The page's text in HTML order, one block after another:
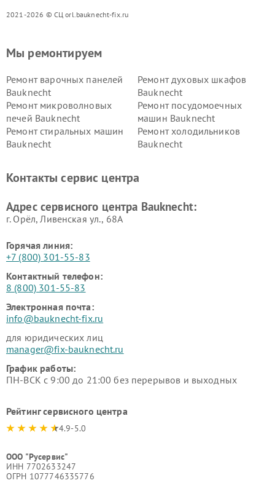
2021-2026 © СЦ orl.bauknecht-fix.ru
Мы ремонтируем
Ремонт варочных панелей
Bauknecht
Ремонт духовых шкафов
Bauknecht
Ремонт микроволновых
печей Bauknecht
Ремонт посудомоечных
машин Bauknecht
Ремонт стиральных машин
Bauknecht
Ремонт холодильников
Bauknecht
Контакты сервис центра
Адрес сервисного центра Bauknecht:
г. Орёл, Ливенская ул., 68А
Горячая линия:
+7 (800) 301-55-83
Контактный телефон:
8 (800) 301-55-83
Электронная почта:
info@bauknecht-fix.ru
для юридических лиц
manager@fix-bauknecht.ru
График работы:
ПН-ВСК с 9:00 до 21:00 без перерывов и выходных
Рейтинг сервисного центра
4.9-5.0
ООО "Русервис"
ИНН 7702633247
ОГРН 1077746335776